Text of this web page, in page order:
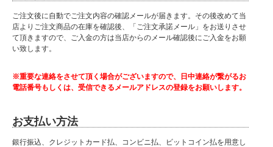
ご注文後に自動でご注文内容の確認メールが届きます。その後改めて当
店よりご注文商品の在庫を確認後、「ご注文承諾メール」をお送りさせ
て頂きますので、ご入金の方は当店からのメール確認後にご入金をお願
い致します。
※重要な連絡をさせて頂く場合がございますので、日中連絡が繋がるお
電話番号もしくは、受信できるメールアドレスの登録をお願いします。
お支払い方法
銀行振込、クレジットカード払、コンビニ払、ビットコイン払を用意し